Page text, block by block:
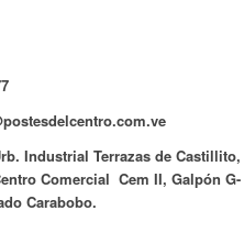
Industrial Terrazas de Castillito,
Comercial Cem II, Galpón G-
Carabobo.